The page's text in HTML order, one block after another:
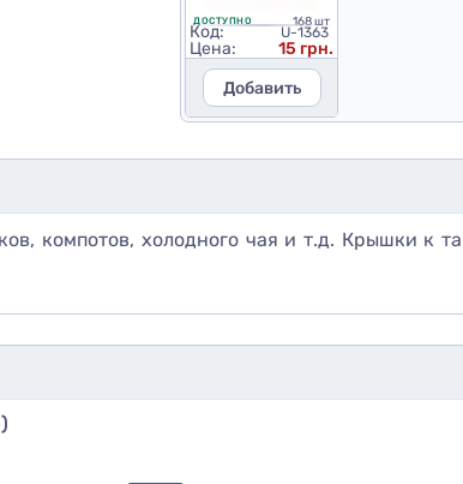
ДОСТУПНО 168 шт
Код: U-1363
Цена:
15 грн.
Добавить
компотов, холодного чая и т.д. Крышки к